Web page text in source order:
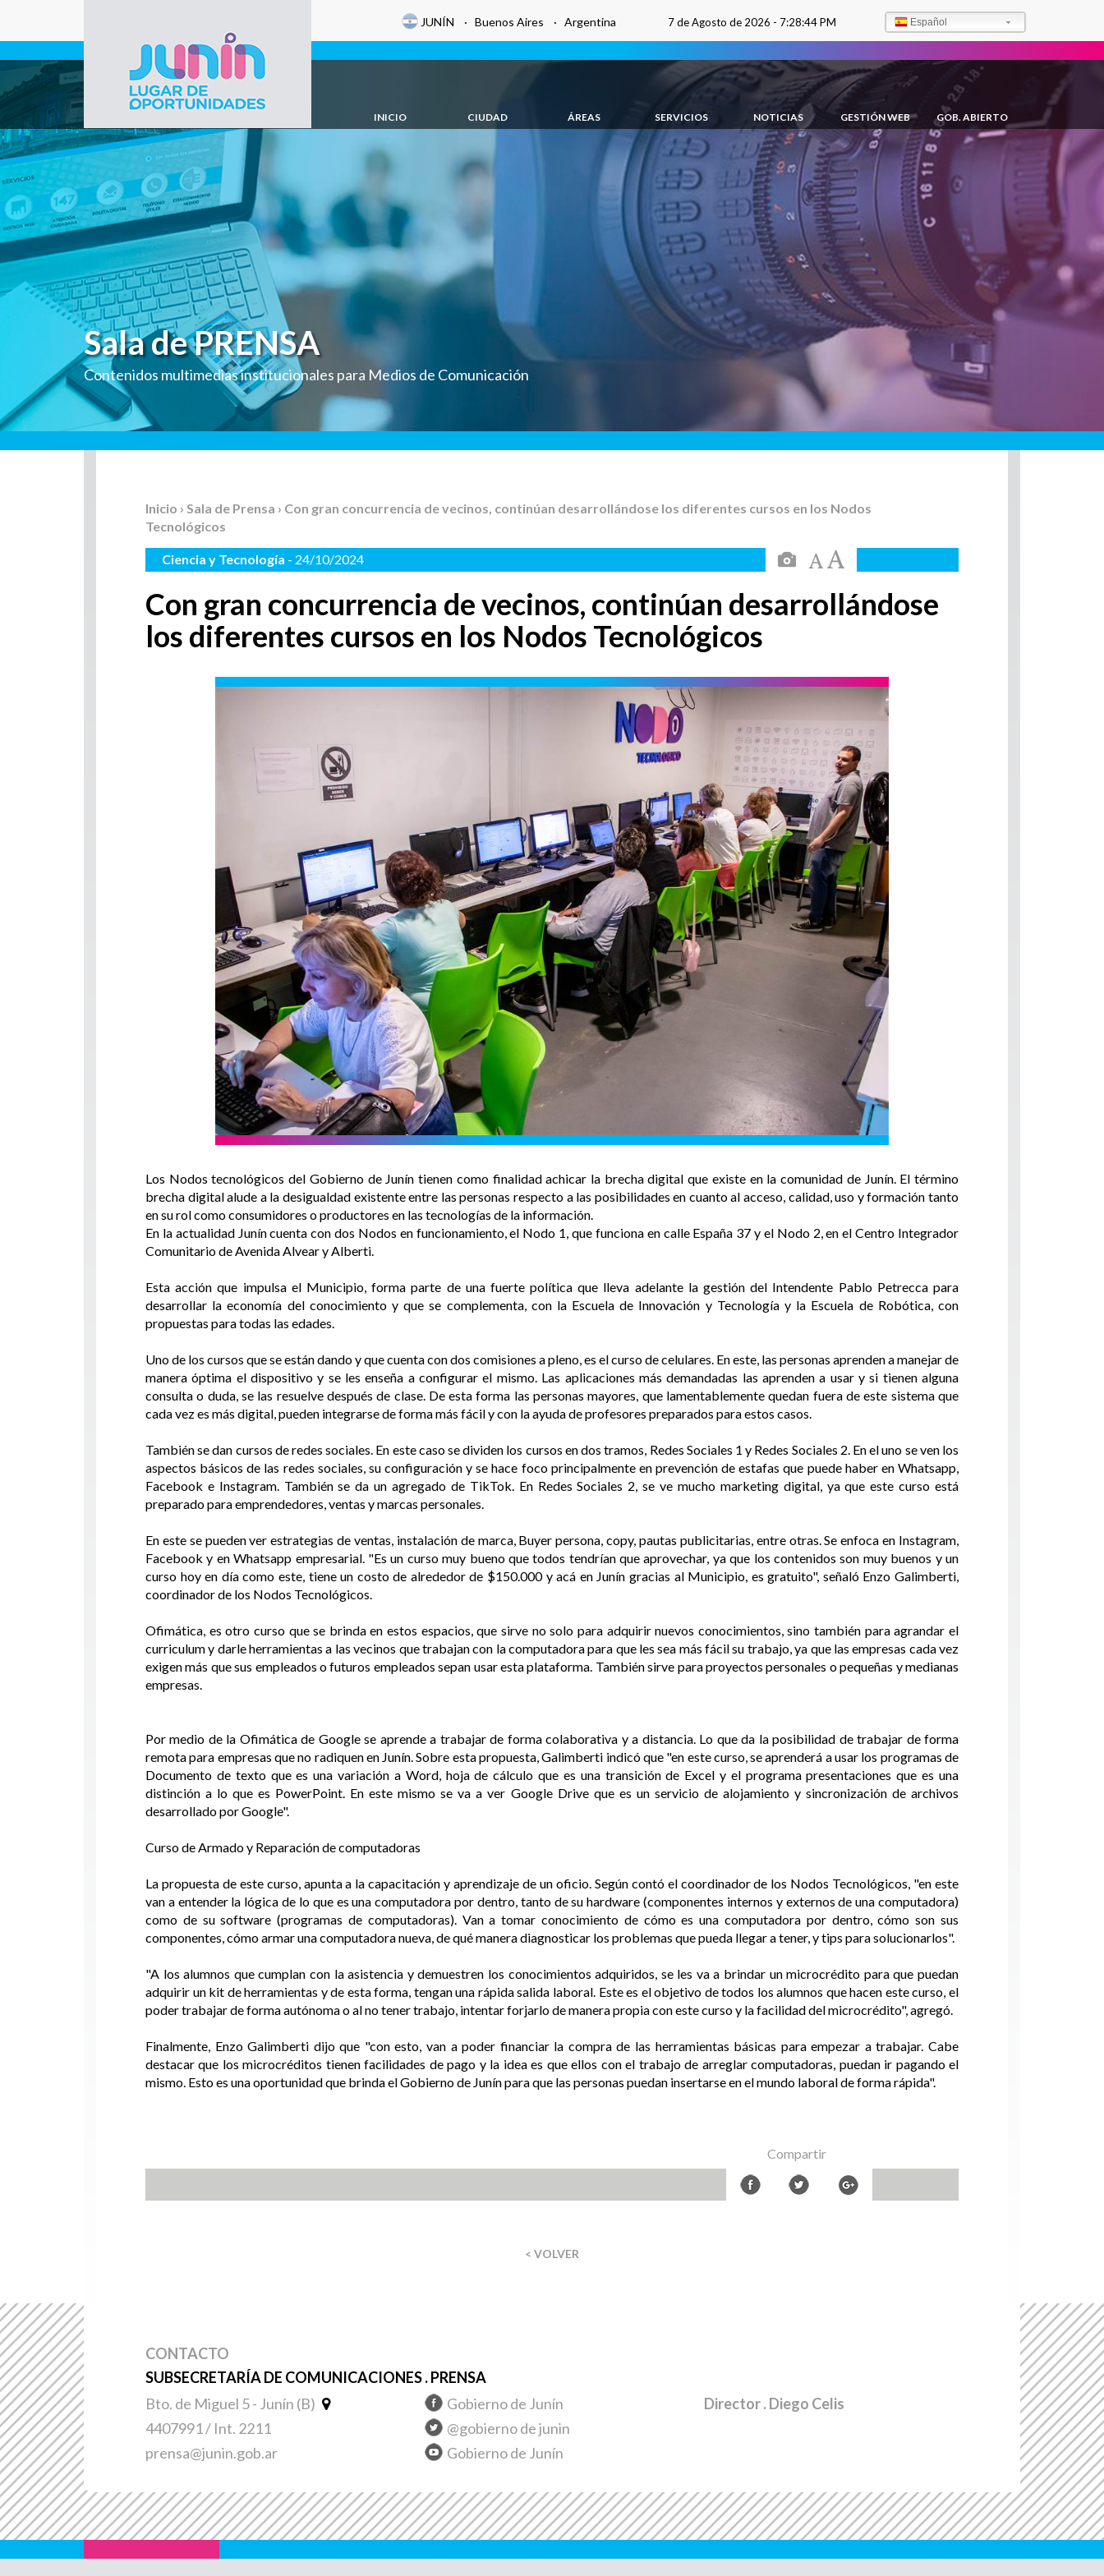
Gobierno de
Junín
JUNÍN · Buenos Aires · Argentina 7 de Agosto de 2026 - 7:28:45 PM Español
INICIO CIUDAD ÁREAS SERVICIOS NOTICIAS GESTIÓN WEB GOB. ABIERTO
Sala de PRENSA
Contenidos multimedias institucionales para Medios de Comunicación
Inicio › Sala de Prensa › Con gran concurrencia de vecinos, continúan desarrollándose los diferentes cursos en los Nodos
Tecnológicos
Ciencia y Tecnología - 24/10/2024
Con gran concurrencia de vecinos, continúan desarrollándose
los diferentes cursos en los Nodos Tecnológicos
Los Nodos tecnológicos del Gobierno de Junín tienen como finalidad achicar la brecha digital que existe en la comunidad de Junín. El término
brecha digital alude a la desigualdad existente entre las personas respecto a las posibilidades en cuanto al acceso, calidad, uso y formación tanto
en su rol como consumidores o productores en las tecnologías de la información.
En la actualidad Junín cuenta con dos Nodos en funcionamiento, el Nodo 1, que funciona en calle España 37 y el Nodo 2, en el Centro Integrador
Comunitario de Avenida Alvear y Alberti.
Esta acción que impulsa el Municipio, forma parte de una fuerte política que lleva adelante la gestión del Intendente Pablo Petrecca para
desarrollar la economía del conocimiento y que se complementa, con la Escuela de Innovación y Tecnología y la Escuela de Robótica, con
propuestas para todas las edades.
Uno de los cursos que se están dando y que cuenta con dos comisiones a pleno, es el curso de celulares. En este, las personas aprenden a manejar de
manera óptima el dispositivo y se les enseña a configurar el mismo. Las aplicaciones más demandadas las aprenden a usar y si tienen alguna
consulta o duda, se las resuelve después de clase. De esta forma las personas mayores, que lamentablemente quedan fuera de este sistema que
cada vez es más digital, pueden integrarse de forma más fácil y con la ayuda de profesores preparados para estos casos.
También se dan cursos de redes sociales. En este caso se dividen los cursos en dos tramos, Redes Sociales 1 y Redes Sociales 2. En el uno se ven los
aspectos básicos de las redes sociales, su configuración y se hace foco principalmente en prevención de estafas que puede haber en Whatsapp,
Facebook e Instagram. También se da un agregado de TikTok. En Redes Sociales 2, se ve mucho marketing digital, ya que este curso está
preparado para emprendedores, ventas y marcas personales.
En este se pueden ver estrategias de ventas, instalación de marca, Buyer persona, copy, pautas publicitarias, entre otras. Se enfoca en Instagram,
Facebook y en Whatsapp empresarial. "Es un curso muy bueno que todos tendrían que aprovechar, ya que los contenidos son muy buenos y un
curso hoy en día como este, tiene un costo de alrededor de $150.000 y acá en Junín gracias al Municipio, es gratuito", señaló Enzo Galimberti,
coordinador de los Nodos Tecnológicos.
Ofimática, es otro curso que se brinda en estos espacios, que sirve no solo para adquirir nuevos conocimientos, sino también para agrandar el
curriculum y darle herramientas a las vecinos que trabajan con la computadora para que les sea más fácil su trabajo, ya que las empresas cada vez
exigen más que sus empleados o futuros empleados sepan usar esta plataforma. También sirve para proyectos personales o pequeñas y medianas
empresas.
Por medio de la Ofimática de Google se aprende a trabajar de forma colaborativa y a distancia. Lo que da la posibilidad de trabajar de forma
remota para empresas que no radiquen en Junín. Sobre esta propuesta, Galimberti indicó que "en este curso, se aprenderá a usar los programas de
Documento de texto que es una variación a Word, hoja de cálculo que es una transición de Excel y el programa presentaciones que es una
distinción a lo que es PowerPoint. En este mismo se va a ver Google Drive que es un servicio de alojamiento y sincronización de archivos
desarrollado por Google".
Curso de Armado y Reparación de computadoras
La propuesta de este curso, apunta a la capacitación y aprendizaje de un oficio. Según contó el coordinador de los Nodos Tecnológicos, "en este
van a entender la lógica de lo que es una computadora por dentro, tanto de su hardware (componentes internos y externos de una computadora)
como de su software (programas de computadoras). Van a tomar conocimiento de cómo es una computadora por dentro, cómo son sus
componentes, cómo armar una computadora nueva, de qué manera diagnosticar los problemas que pueda llegar a tener, y tips para solucionarlos".
"A los alumnos que cumplan con la asistencia y demuestren los conocimientos adquiridos, se les va a brindar un microcrédito para que puedan
adquirir un kit de herramientas y de esta forma, tengan una rápida salida laboral. Este es el objetivo de todos los alumnos que hacen este curso, el
poder trabajar de forma autónoma o al no tener trabajo, intentar forjarlo de manera propia con este curso y la facilidad del microcrédito", agregó.
Finalmente, Enzo Galimberti dijo que "con esto, van a poder financiar la compra de las herramientas básicas para empezar a trabajar. Cabe
destacar que los microcréditos tienen facilidades de pago y la idea es que ellos con el trabajo de arreglar computadoras, puedan ir pagando el
mismo. Esto es una oportunidad que brinda el Gobierno de Junín para que las personas puedan insertarse en el mundo laboral de forma rápida".
Compartir
< VOLVER
CONTACTO
SUBSECRETARÍA DE COMUNICACIONES . PRENSA
Bto. de Miguel 5 - Junín (B)
4407991 / Int. 2211
prensa@junin.gob.ar
Gobierno de Junín
@gobierno de junin
Gobierno de Junín
Director. Diego Celis